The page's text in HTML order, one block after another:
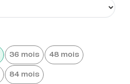
36 mois 48 mois
84 mois